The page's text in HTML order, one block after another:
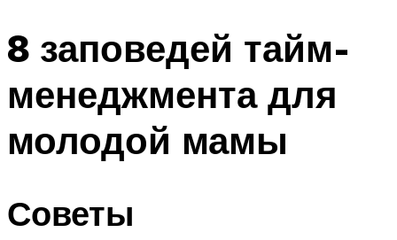
8 заповедей тайм-
менеджмента для
молодой мамы
Советы